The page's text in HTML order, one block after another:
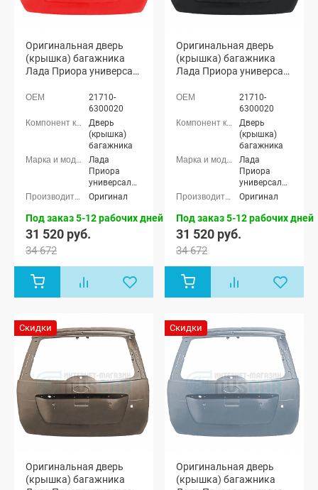
Оригинальная дверь
(крышка) багажника
Лада Приора универсал
21710-
6300020
Дверь
(крышка)
багажника
Лада
Приора
универсал
(ВАЗ 2171)
Оригинал
Под заказ 5-12 рабочих дней
31 520 руб.
34 672
Оригинальная дверь
(крышка) багажника
Лада Приора универсал
21710-
6300020
Дверь
(крышка)
багажника
Лада
Приора
универсал
(ВАЗ 2171)
Оригинал
Под заказ 5-12 рабочих дней
31 520 руб.
34 672
Скидки
Оригинальная дверь
(крышка) багажника
Скидки
Оригинальная дверь
(крышка) багажника